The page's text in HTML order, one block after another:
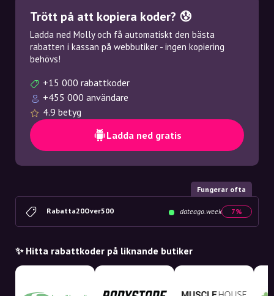
Trött på att kopiera koder? 😰
Ladda ned Molly och få automatiskt den bästa
rabatten i kassan på webbutiker - ingen kopiering
behövs!
+15 000 rabattkoder
+455 000 användare
4.9 betyg
Ladda ned gratis
Fungerar ofta
Rabatta20Over500 dateago.week 7%
✨ Hitta rabattkoder på liknande butiker